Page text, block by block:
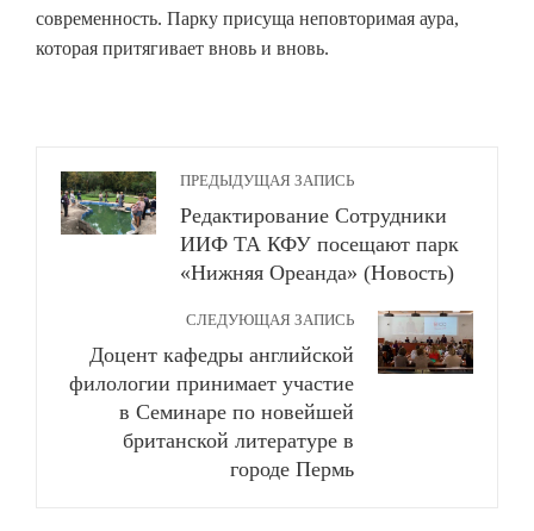
современность. Парку присуща неповторимая аура,
которая притягивает вновь и вновь.
ПРЕДЫДУЩАЯ ЗАПИСЬ
Редактирование Сотрудники
ИИФ ТА КФУ посещают парк
«Нижняя Ореанда» (Новость)
СЛЕДУЮЩАЯ ЗАПИСЬ
Доцент кафедры английской
филологии принимает участие
в Семинаре по новейшей
британской литературе в
городе Пермь